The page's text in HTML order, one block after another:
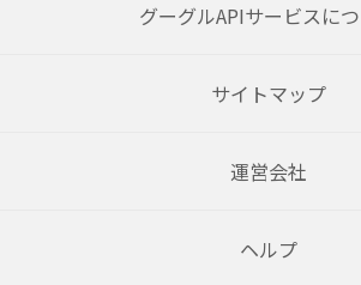
グーグルAPIサービスに
サイトマップ
運営会社
ヘルプ